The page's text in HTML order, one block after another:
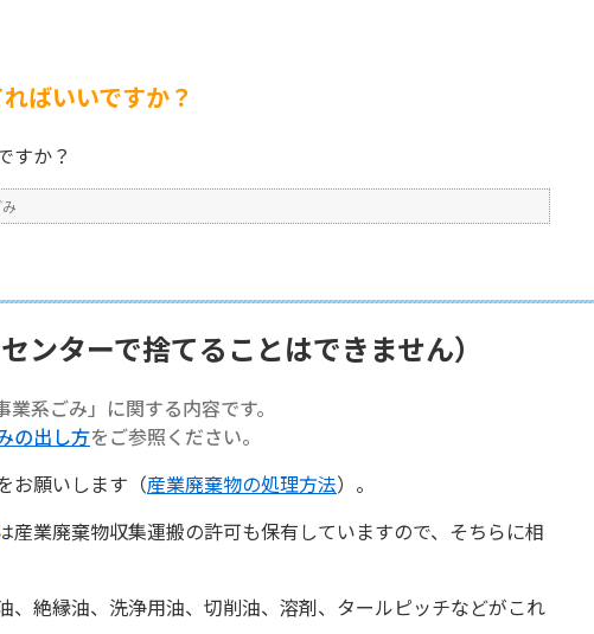
ばいいですか？
すか？
ンターで捨てることはできません）
系ごみ」に関する内容です。
の出し方をご参照ください。
お願いします（産業廃棄物の処理方法）。
産業廃棄物収集運搬の許可も保有していますので、そちらに相
絶縁油、洗浄用油、切削油、溶剤、タールピッチなどがこれ